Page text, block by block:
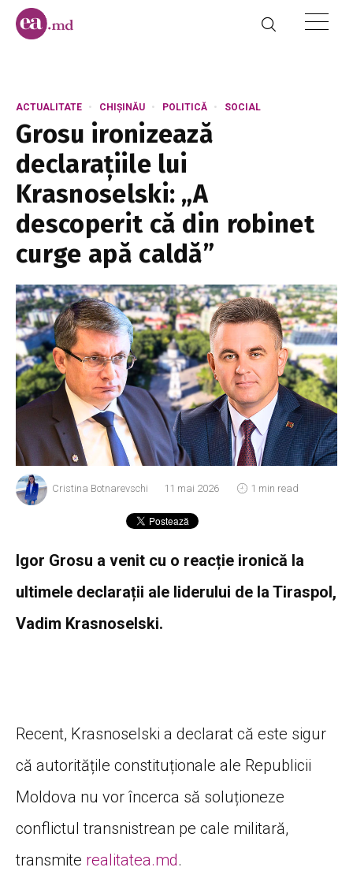
ACTUALITATE CHIȘINĂU POLITICĂ SOCIAL
Grosu ironizează
declarațiile lui
Krasnoselski: „A
descoperit că din robinet
curge apă caldă”
Cristina Botnarevschi 11 mai 2026 1 min read
Igor Grosu a venit cu o reacție ironică la
ultimele declarații ale liderului de la Tiraspol,
Vadim Krasnoselski.
Recent, Krasnoselski a declarat că este sigur
că autoritățile constituționale ale Republicii
Moldova nu vor încerca să soluționeze
conflictul transnistrean pe cale militară,
transmite realitatea.md.